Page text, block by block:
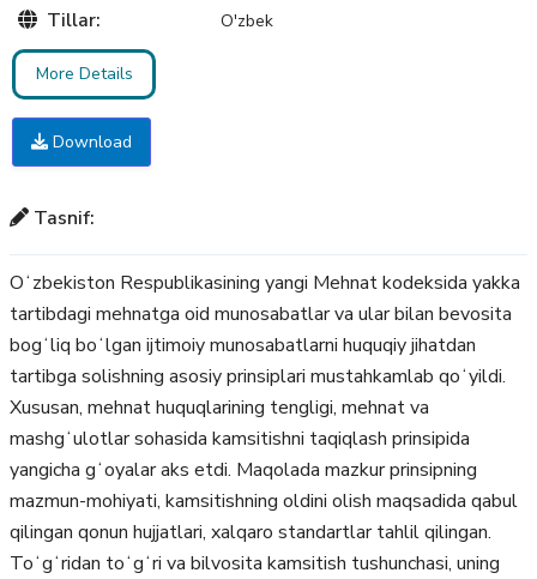
Tillar: O'zbek
More Details
Download
Tasnif:
Oʻzbekiston Respublikasining yangi Mehnat kodeksida yakka
tartibdagi mehnatga oid munosabatlar va ular bilan bevosita
bogʻliq boʻlgan ijtimoiy munosabatlarni huquqiy jihatdan
tartibga solishning asosiy prinsiplari mustahkamlab qoʻyildi.
Xususan, mehnat huquqlarining tengligi, mehnat va
mashgʻulotlar sohasida kamsitishni taqiqlash prinsipida
yangicha gʻoyalar aks etdi. Maqolada mazkur prinsipning
mazmun-mohiyati, kamsitishning oldini olish maqsadida qabul
qilingan qonun hujjatlari, xalqaro standartlar tahlil qilingan.
Toʻgʻridan toʻgʻri va bilvosita kamsitish tushunchasi, uning